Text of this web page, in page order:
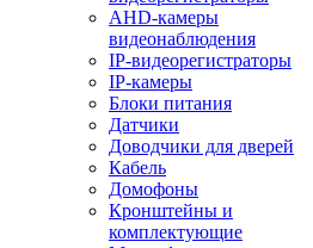
AHD-камеры
видеонаблюдения
IP-видеорегистраторы
IP-камеры
Блоки питания
Датчики
Доводчики для дверей
Кабель
Домофоны
Кронштейны и
комплектующие